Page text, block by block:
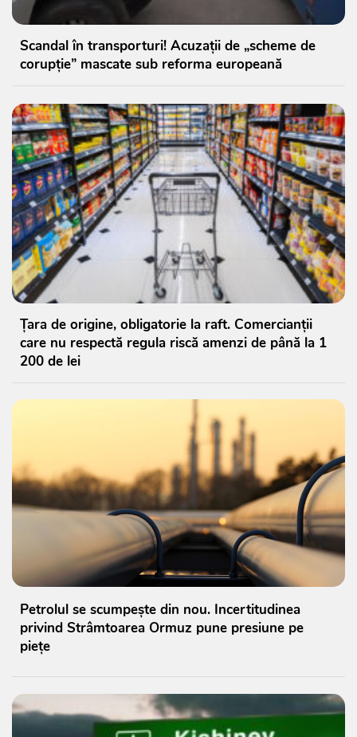
Scandal în transporturi! Acuzații de „scheme de
corupție” mascate sub reforma europeană
Țara de origine, obligatorie la raft. Comercianții
care nu respectă regula riscă amenzi de până la 1
200 de lei
Petrolul se scumpește din nou. Incertitudinea
privind Strâmtoarea Ormuz pune presiune pe
piețe